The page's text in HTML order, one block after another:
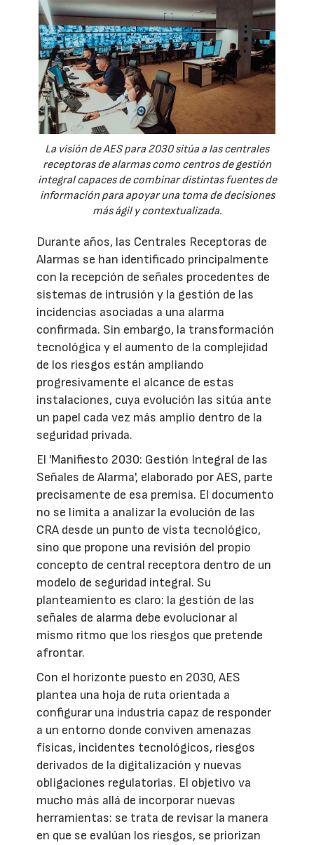
La visión de AES para 2030 sitúa a las centrales
receptoras de alarmas como centros de gestión
integral capaces de combinar distintas fuentes de
información para apoyar una toma de decisiones
más ágil y contextualizada.
Durante años, las Centrales Receptoras de
Alarmas se han identificado principalmente
con la recepción de señales procedentes de
sistemas de intrusión y la gestión de las
incidencias asociadas a una alarma
confirmada. Sin embargo, la transformación
tecnológica y el aumento de la complejidad
de los riesgos están ampliando
progresivamente el alcance de estas
instalaciones, cuya evolución las sitúa ante
un papel cada vez más amplio dentro de la
seguridad privada.
El 'Manifiesto 2030: Gestión Integral de las
Señales de Alarma', elaborado por AES, parte
precisamente de esa premisa. El documento
no se limita a analizar la evolución de las
CRA desde un punto de vista tecnológico,
sino que propone una revisión del propio
concepto de central receptora dentro de un
modelo de seguridad integral. Su
planteamiento es claro: la gestión de las
señales de alarma debe evolucionar al
mismo ritmo que los riesgos que pretende
afrontar.
Con el horizonte puesto en 2030, AES
plantea una hoja de ruta orientada a
configurar una industria capaz de responder
a un entorno donde conviven amenazas
físicas, incidentes tecnológicos, riesgos
derivados de la digitalización y nuevas
obligaciones regulatorias. El objetivo va
mucho más allá de incorporar nuevas
herramientas: se trata de revisar la manera
en que se evalúan los riesgos, se priorizan